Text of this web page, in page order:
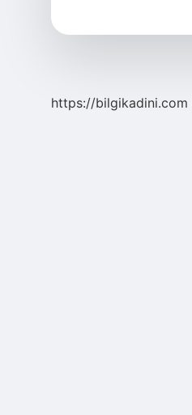
https://bilgikadini.com